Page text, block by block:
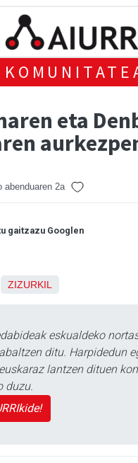
eta
abenduaren 2a
gaitzazu Googlen
ZIZURKIL
eskualdeko
ditu. Harpidedun
lantzen dituen
duzu.